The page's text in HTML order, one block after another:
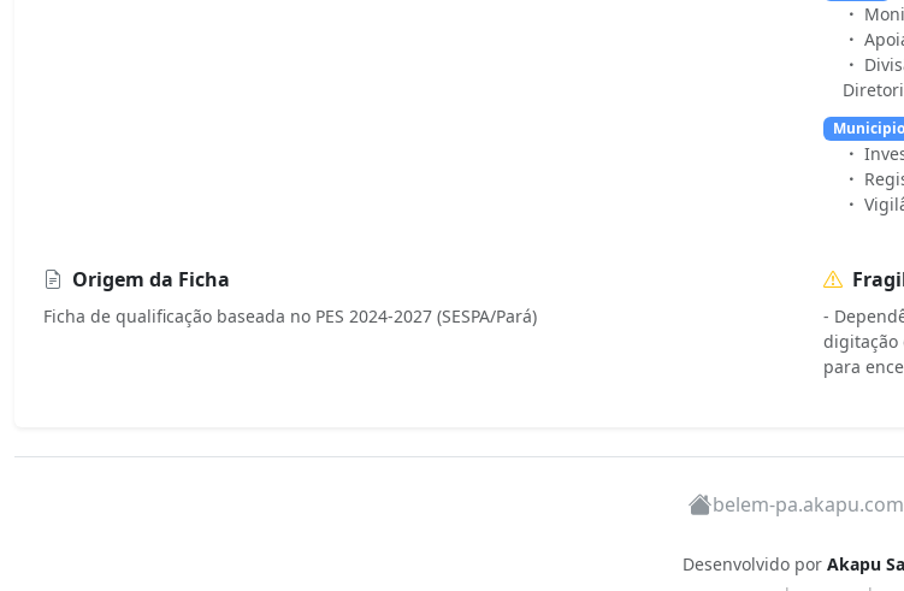
Municipio
Origem da Ficha
Ficha de qualificação baseada no PES 2024-2027 (SESPA/Pará)
-
digitação
para
belem-
Desenvolvido por Akapu